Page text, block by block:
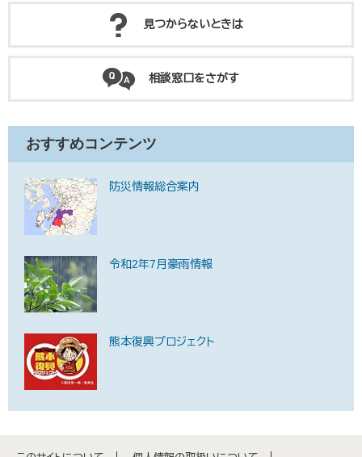
見つからないときは
相談窓口をさがす
おすすめコンテンツ
防災情報総合案内
令和2年7月豪雨情報
熊本復興プロジェクト